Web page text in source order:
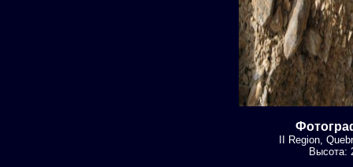
II Region,
Высота: